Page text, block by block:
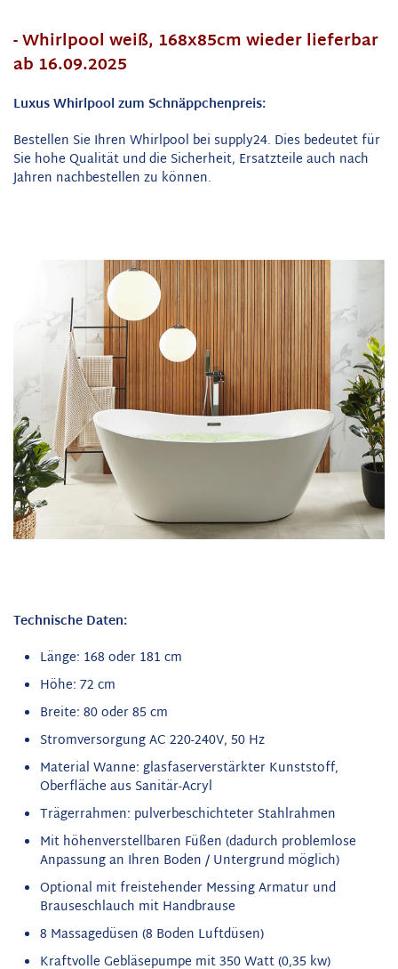
- Whirlpool weiß, 168x85cm wieder lieferbar
ab 16.09.2025
Luxus Whirlpool zum Schnäppchenpreis:
Bestellen Sie Ihren Whirlpool bei supply24. Dies bedeutet für
Sie hohe Qualität und die Sicherheit, Ersatzteile auch nach
Jahren nachbestellen zu können.
Technische Daten:
Länge: 168 oder 181 cm
Höhe: 72 cm
Breite: 80 oder 85 cm
Stromversorgung AC 220-240V, 50 Hz
Material Wanne: glasfaserverstärkter Kunststoff,
Oberfläche aus Sanitär-Acryl
Trägerrahmen: pulverbeschichteter Stahlrahmen
Mit höhenverstellbaren Füßen (dadurch problemlose
Anpassung an Ihren Boden / Untergrund möglich)
Optional mit freistehender Messing Armatur und
Brauseschlauch mit Handbrause
8 Massagedüsen (8 Boden Luftdüsen)
Kraftvolle Gebläsepumpe mit 350 Watt (0,35 kw)